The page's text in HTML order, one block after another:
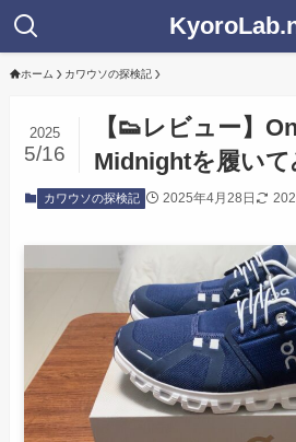
ホーム カワウソの探検記
【👟レビュー】
Midnightを履いて
2025
5/16
カワウソの探検記 2025年4月28日